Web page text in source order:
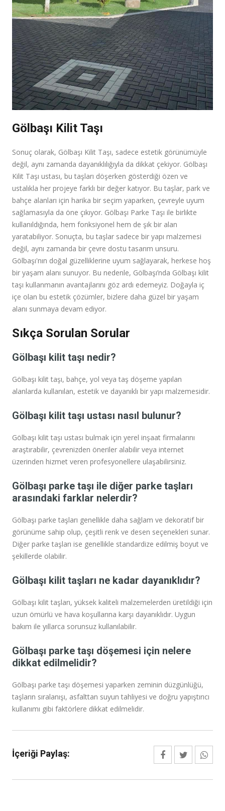
Gölbaşı Kilit Taşı
Sonuç olarak, Gölbaşı Kilit Taşı, sadece estetik görünümüyle
değil, aynı zamanda dayanıklılığıyla da dikkat çekiyor. Gölbaşı
Kilit Taşı ustası, bu taşları döşerken gösterdiği özen ve
ustalıkla her projeye farklı bir değer katıyor. Bu taşlar, park ve
bahçe alanları için harika bir seçim yaparken, çevreyle uyum
sağlamasıyla da öne çıkıyor. Gölbaşı Parke Taşı ile birlikte
kullanıldığında, hem fonksiyonel hem de şık bir alan
yaratabiliyor. Sonuçta, bu taşlar sadece bir yapı malzemesi
değil, aynı zamanda bir çevre dostu tasarım unsuru.
Gölbaşı'nın doğal güzelliklerine uyum sağlayarak, herkese hoş
bir yaşam alanı sunuyor. Bu nedenle, Gölbaşı’nda Gölbaşı kilit
taşı kullanmanın avantajlarını göz ardı edemeyiz. Doğayla iç
içe olan bu estetik çözümler, bizlere daha güzel bir yaşam
alanı sunmaya devam ediyor.
Sıkça Sorulan Sorular
Gölbaşı kilit taşı nedir?
Gölbaşı kilit taşı, bahçe, yol veya taş döşeme yapılan
alanlarda kullanılan, estetik ve dayanıklı bir yapı malzemesidir.
Gölbaşı kilit taşı ustası nasıl bulunur?
Gölbaşı kilit taşı ustası bulmak için yerel inşaat firmalarını
araştırabilir, çevrenizden öneriler alabilir veya internet
üzerinden hizmet veren profesyonellere ulaşabilirsiniz.
Gölbaşı parke taşı ile diğer parke taşları
arasındaki farklar nelerdir?
Gölbaşı parke taşları genellikle daha sağlam ve dekoratif bir
görünüme sahip olup, çeşitli renk ve desen seçenekleri sunar.
Diğer parke taşları ise genellikle standardize edilmiş boyut ve
şekillerde olabilir.
Gölbaşı kilit taşları ne kadar dayanıklıdır?
Gölbaşı kilit taşları, yüksek kaliteli malzemelerden üretildiği için
uzun ömürlü ve hava koşullarına karşı dayanıklıdır. Uygun
bakım ile yıllarca sorunsuz kullanılabilir.
Gölbaşı parke taşı döşemesi için nelere
dikkat edilmelidir?
Gölbaşı parke taşı döşemesi yaparken zeminin düzgünlüğü,
taşların sıralanışı, asfalttan suyun tahliyesi ve doğru yapıştırıcı
kullanımı gibi faktörlere dikkat edilmelidir.
İçeriği Paylaş: